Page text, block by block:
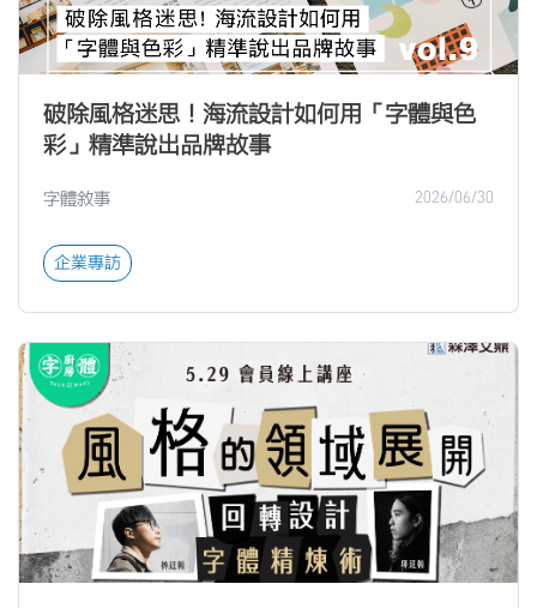
破除風格迷思！海流設計如何用「字體與色
彩」精準說出品牌故事
字體敘事 2026/06/30
企業專訪